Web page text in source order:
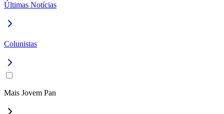
Últimas Notícias
Colunistas
Mais Jovem Pan